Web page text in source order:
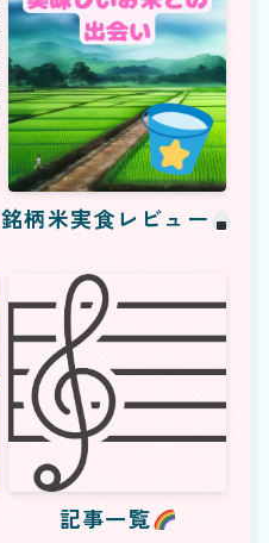
銘柄米実食レビュー
記事一覧